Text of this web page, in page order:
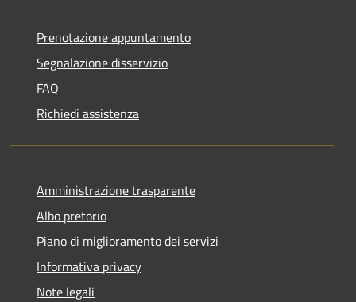
Prenotazione appuntamento
Segnalazione disservizio
FAQ
Richiedi assistenza
Amministrazione trasparente
Albo pretorio
Piano di miglioramento dei servizi
Informativa privacy
Note legali